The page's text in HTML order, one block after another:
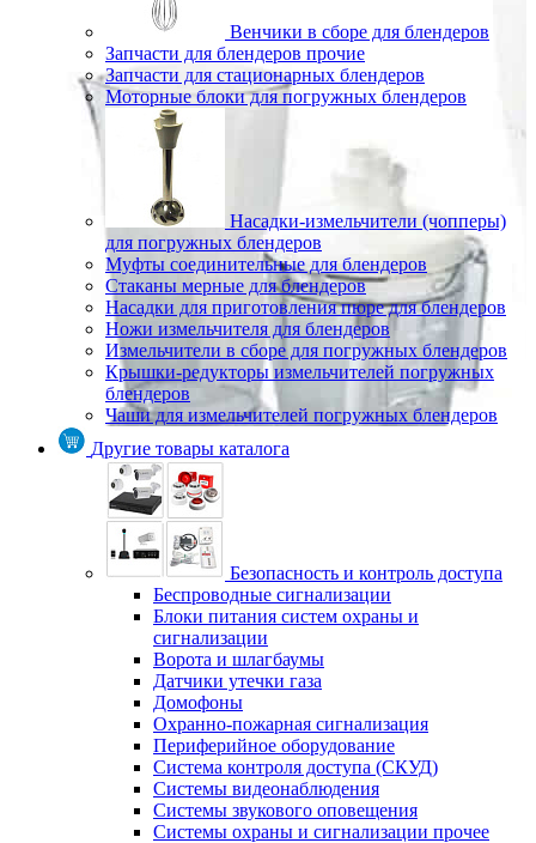
Венчики в сборе для блендеров
Запчасти для блендеров прочие
Запчасти для стационарных блендеров
Моторные блоки для погружных блендеров
Насадки-измельчители (чопперы)
для погружных блендеров
Муфты соединительные для блендеров
Стаканы мерные для блендеров
Насадки для приготовления пюре для блендеров
Ножи измельчителя для блендеров
Измельчители в сборе для погружных блендеров
Крышки-редукторы измельчителей погружных
блендеров
Чаши для измельчителей погружных блендеров
Другие товары каталога
Безопасность и контроль доступа
Беспроводные сигнализации
Блоки питания систем охраны и
сигнализации
Ворота и шлагбаумы
Датчики утечки газа
Домофоны
Охранно-пожарная сигнализация
Периферийное оборудование
Система контроля доступа (СКУД)
Системы видеонаблюдения
Системы звукового оповещения
Системы охраны и сигнализации прочее